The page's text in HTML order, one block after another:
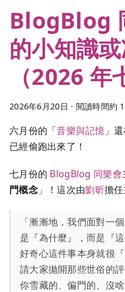
BlogBlog
的小知識
（2026 年
2026年6月20日 · 閱讀時間約
六月份的「音樂與記憶」
已經偷跑出來了！
七月份的 BlogBlog 同樂會
門概念」！這次由劉昕擔任
「漸漸地，我們面對一
是『為什麼』，而是『
好奇心這件事本身就很
請大家拋開那些世俗的
你雪藏的、偏門的、沒